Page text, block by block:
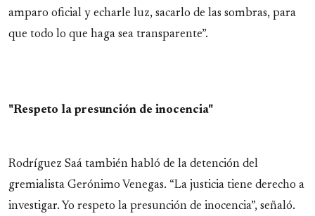
amparo oficial y echarle luz, sacarlo de las sombras, para
que todo lo que haga sea transparente”.
"Respeto la presunción de inocencia"
Rodríguez Saá también habló de la detención del
gremialista Gerónimo Venegas. “La justicia tiene derecho a
investigar. Yo respeto la presunción de inocencia”, señaló.